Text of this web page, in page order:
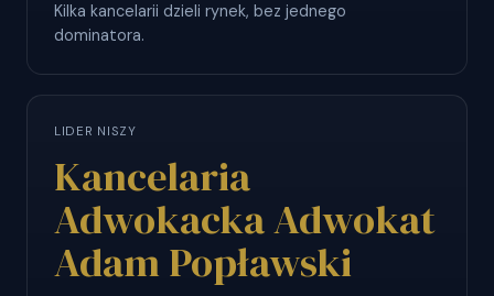
Kilka kancelarii dzieli rynek, bez jednego
dominatora.
LIDER NISZY
Kancelaria
Adwokacka Adwokat
Adam Popławski